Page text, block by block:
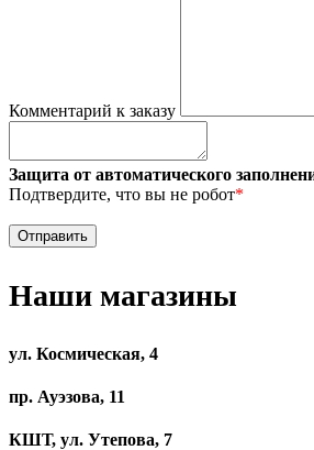
Комментарий к заказу
Защита от автоматического
Подтвердите, что вы не робот*
Наши магазины
ул. Космическая, 4
пр. Ауэзова, 11
КШТ, ул. Утепова, 7